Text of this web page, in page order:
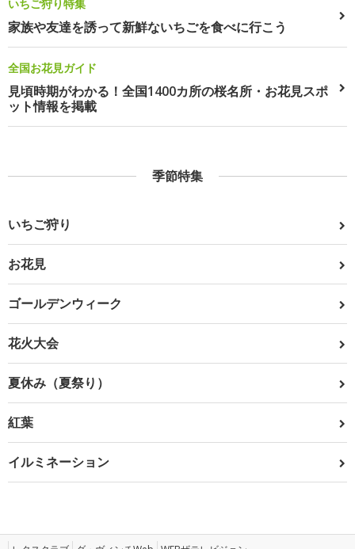
いちご狩り特集
家族や友達を誘って新鮮ないちごを食べに行こう
全国お花見ガイド
見頃時期がわかる！全国1400カ所の桜名所・お花見スポ
ット情報を掲載
季節特集
いちご狩り
お花見
ゴールデンウィーク
花火大会
夏休み（夏祭り）
紅葉
イルミネーション